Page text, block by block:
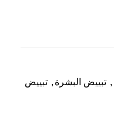
, تبييض البشرة , تبييض